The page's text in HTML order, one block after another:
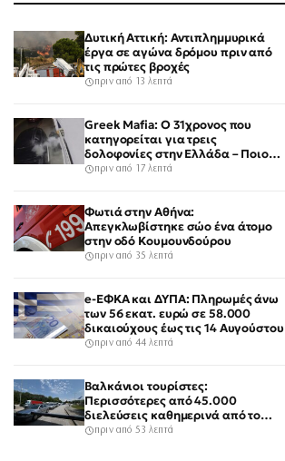
Δυτική Αττική: Αντιπλημμυρικά
έργα σε αγώνα δρόμου πριν από
τις πρώτες βροχές
πριν από 13 λεπτά
Greek Mafia: Ο 31χρονος που
κατηγορείται για τρεις
δολοφονίες στην Ελλάδα – Ποιος
είναι το «πιστόλι» του Έντικ
πριν από 17 λεπτά
Φωτιά στην Αθήνα:
Απεγκλωβίστηκε σώο ένα άτομο
στην οδό Κουμουνδούρου
πριν από 35 λεπτά
e-ΕΦΚΑ και ΔΥΠΑ: Πληρωμές άνω
των 56 εκατ. ευρώ σε 58.000
δικαιούχους έως τις 14 Αυγούστου
πριν από 44 λεπτά
Βαλκάνιοι τουρίστες:
Περισσότερες από 45.000
διελεύσεις καθημερινά από το
τελωνείο των Ευζώνων
πριν από 53 λεπτά